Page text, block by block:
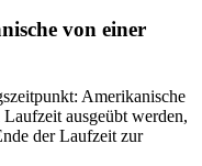
von einer
Amerikanische
ausgeübt werden,
der Laufzeit zur